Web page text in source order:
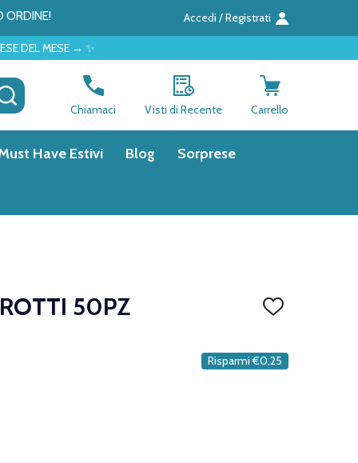
ORDINE! Accedi / Registrati
→ ✨
CERCA
Chiamaci Visti di Recente Carrello
Have Estivi Blog Sorprese
50PZ
AGGIUNGI
DEI
DESIDERI
Risparmi €0,25